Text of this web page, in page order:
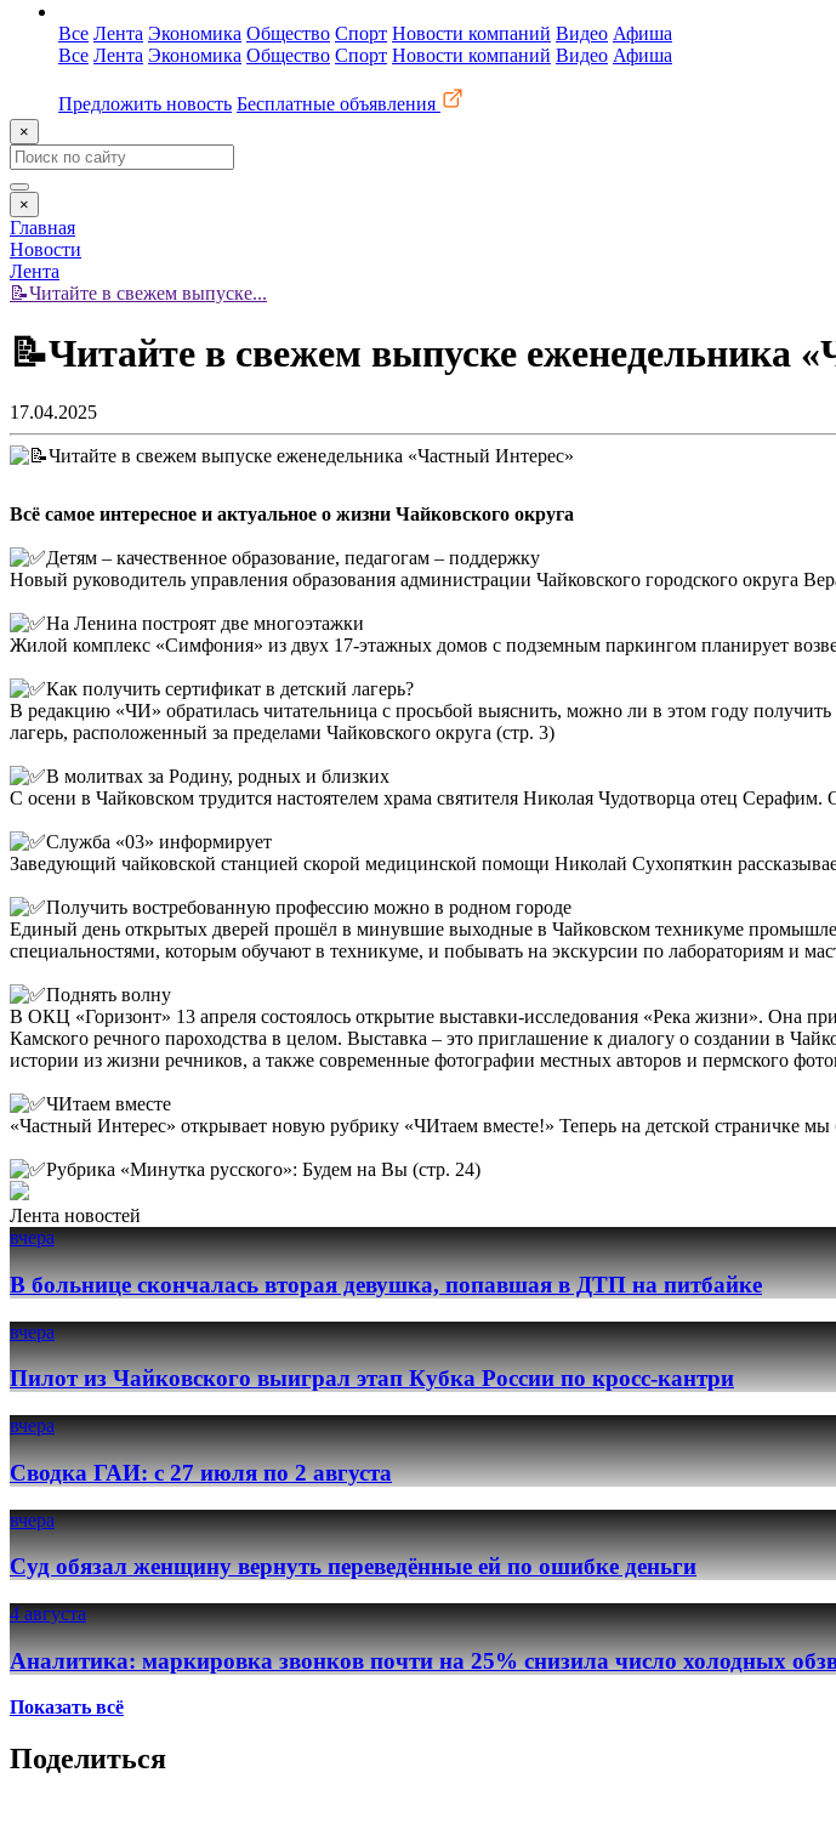
Все Лента Экономика Общество Спорт Новости компаний Видео Афиша
Все Лента Экономика Общество Спорт Новости компаний Видео Афиша
Предложить новость Бесплатные объявления
×
×
Главная
Новости
Лента
📝Читайте в свежем выпуске...
📝Читайте в свежем выпуске еженедельника
17.04.2025
Всё самое интересное и актуальное о жизни Чайковского округа
Детям – качественное образование, педагогам – поддержку
Новый руководитель управления образования администрации Чайковского городского округа
На Ленина построят две многоэтажки
Жилой комплекс «Симфония» из двух 17-этажных домов с подземным паркингом планирует
Как получить сертификат в детский лагерь?
В редакцию «ЧИ» обратилась читательница с просьбой выяснить, можно ли в этом году
лагерь, расположенный за пределами Чайковского округа (стр. 3)
В молитвах за Родину, родных и близких
С осени в Чайковском трудится настоятелем храма святителя Николая Чудотворца отец
Служба «03» информирует
Заведующий чайковской станцией скорой медицинской помощи Николай Сухопяткин
Получить востребованную профессию можно в родном городе
Единый день открытых дверей прошёл в минувшие выходные в Чайковском техникуме
специальностями, которым обучают в техникуме, и побывать на экскурсии по лабораториям и
Поднять волну
В ОКЦ «Горизонт» 13 апреля состоялось открытие выставки-исследования «Река жизни». Она
Камского речного пароходства в целом. Выставка – это приглашение к диалогу о создании в
истории из жизни речников, а также современные фотографии местных авторов и пермского
ЧИтаем вместе
«Частный Интерес» открывает новую рубрику «ЧИтаем вместе!» Теперь на детской страничке
Рубрика «Минутка русского»: Будем на Вы (стр. 24)
Лента новостей
вчера
В больнице скончалась вторая девушка, попавшая в ДТП на питбайке
вчера
Пилот из Чайковского выиграл этап Кубка России по кросс-кантри
вчера
Сводка ГАИ: с 27 июля по 2 августа
вчера
Суд обязал женщину вернуть переведённые ей по ошибке деньги
4 августа
Аналитика: маркировка звонков почти на 25% снизила число холодных
Показать всё
Поделиться